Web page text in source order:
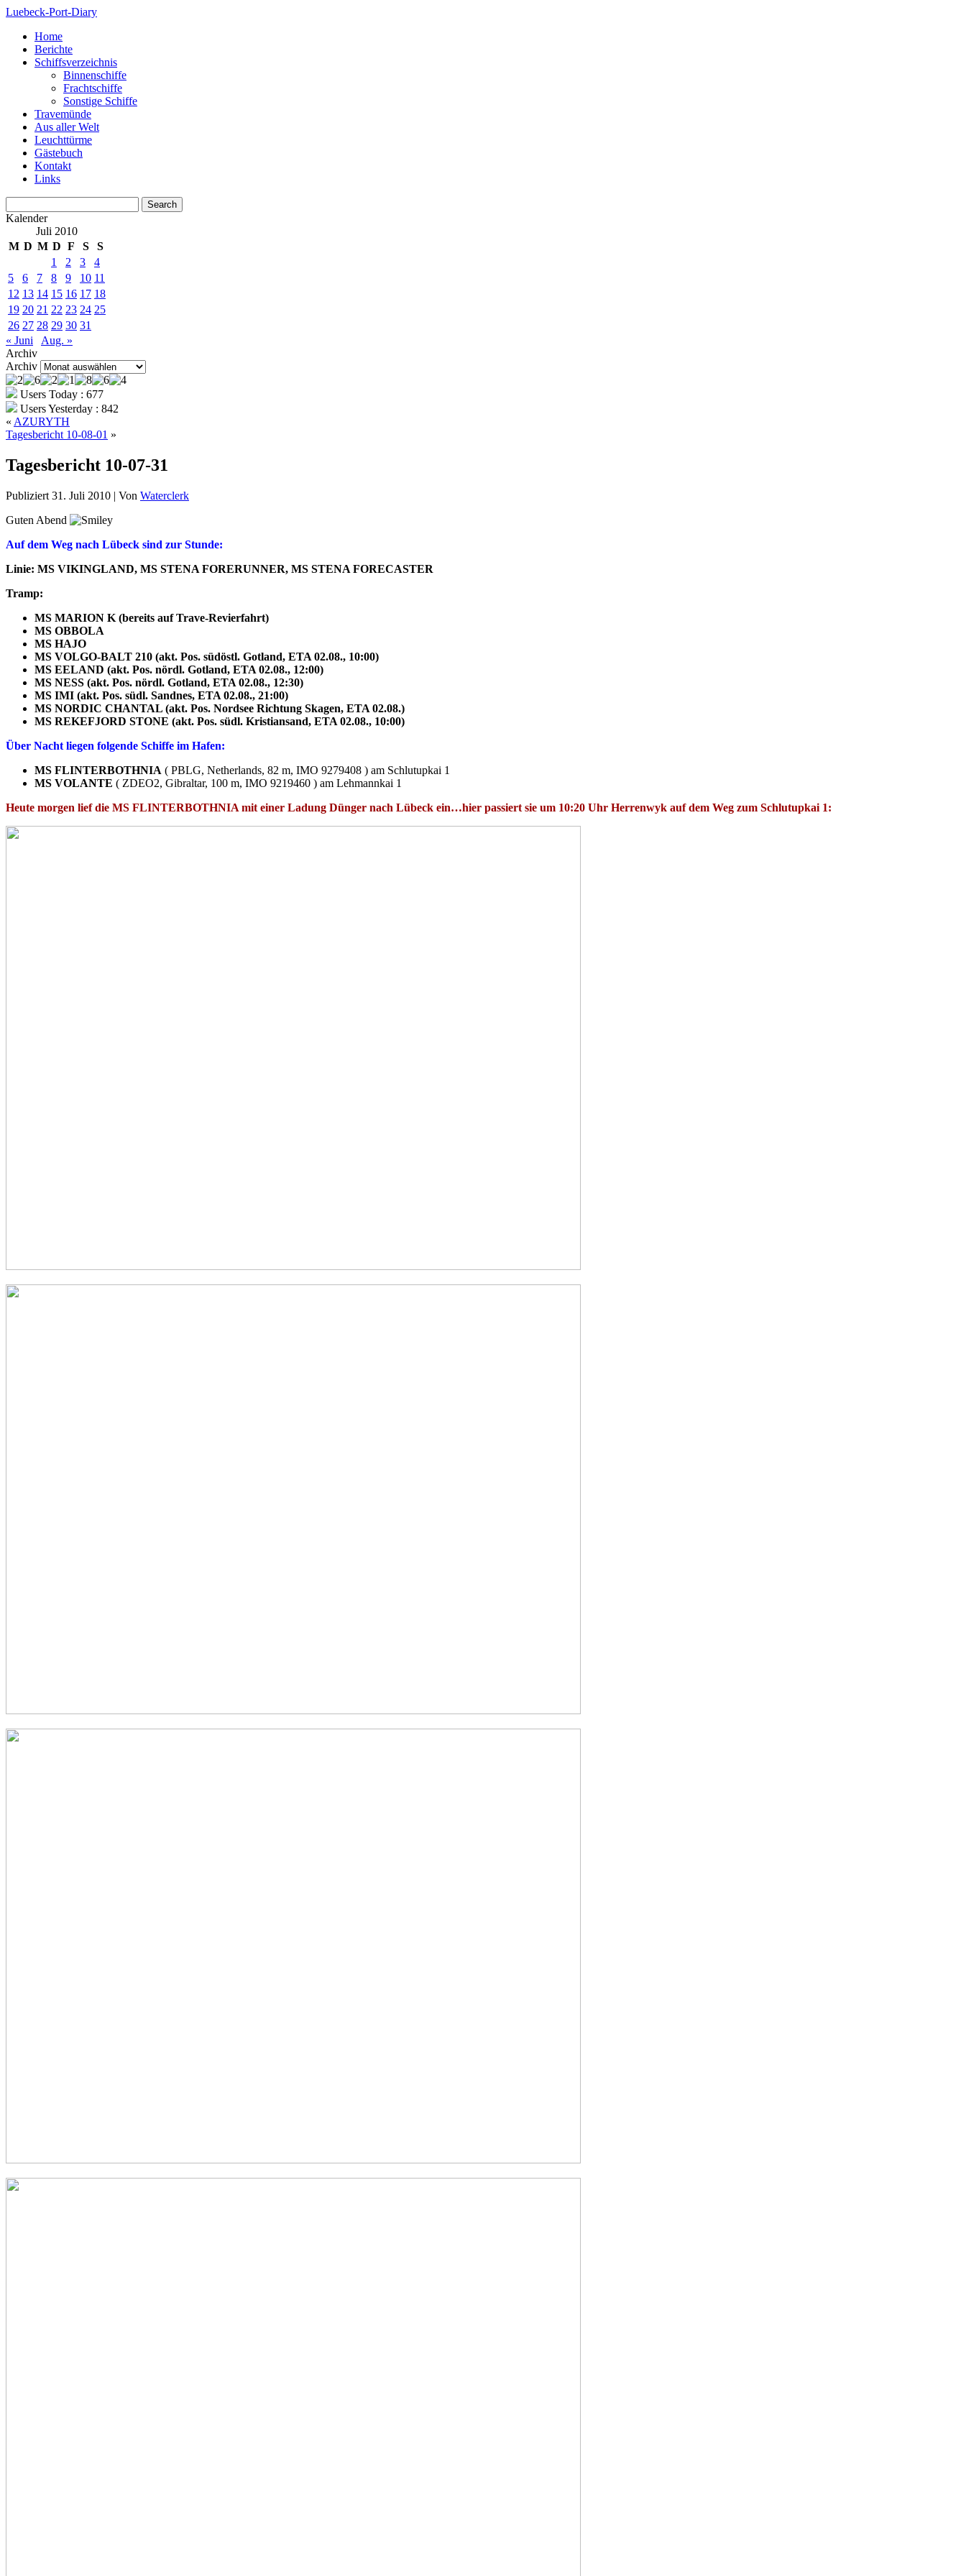
Luebeck-Port-Diary
Home
Berichte
Schiffsverzeichnis
Binnenschiffe
Frachtschiffe
Sonstige Schiffe
Travemünde
Aus aller Welt
Leuchttürme
Gästebuch
Kontakt
Links
Kalender
Juli 2010
M D M D F S
S
1
2 3
4
5
6 7 8 9 10 11
12 13 14 15 16 17 18
19 20 21 22 23 24 25
26 27 28 29 30 31
« Juni
Aug. »
Archiv
Archiv
Users Today : 677
Users Yesterday : 842
« AZURYTH
Tagesbericht 10-08-01 »
Tagesbericht 10-07-31
Publiziert 31. Juli 2010 | Von Waterclerk
Guten Abend
Auf dem Weg nach Lübeck sind zur Stunde:
Linie: MS VIKINGLAND, MS STENA FORERUNNER, MS STENA FORECASTER
Tramp:
MS MARION K (bereits auf Trave-Revierfahrt)
MS OBBOLA
MS HAJO
MS VOLGO-BALT 210 (akt. Pos. südöstl. Gotland, ETA 02.08., 10:00)
MS EELAND (akt. Pos. nördl. Gotland, ETA 02.08., 12:00)
MS NESS (akt. Pos. nördl. Gotland, ETA 02.08., 12:30)
MS IMI (akt. Pos. südl. Sandnes, ETA 02.08., 21:00)
MS NORDIC CHANTAL (akt. Pos. Nordsee Richtung Skagen, ETA 02.08.)
MS REKEFJORD STONE (akt. Pos. südl. Kristiansand, ETA 02.08., 10:00)
Über Nacht liegen folgende Schiffe im Hafen:
MS FLINTERBOTHNIA ( PBLG, Netherlands, 82 m, IMO 9279408 ) am Schlutupkai 1
MS VOLANTE ( ZDEO2, Gibraltar, 100 m, IMO 9219460 ) am Lehmannkai 1
Heute morgen lief die MS FLINTERBOTHNIA mit einer Ladung Dünger nach Lübeck ein…hier passiert sie um 10:20 Uhr Herrenwyk auf dem Weg zum Schlutupkai 1: